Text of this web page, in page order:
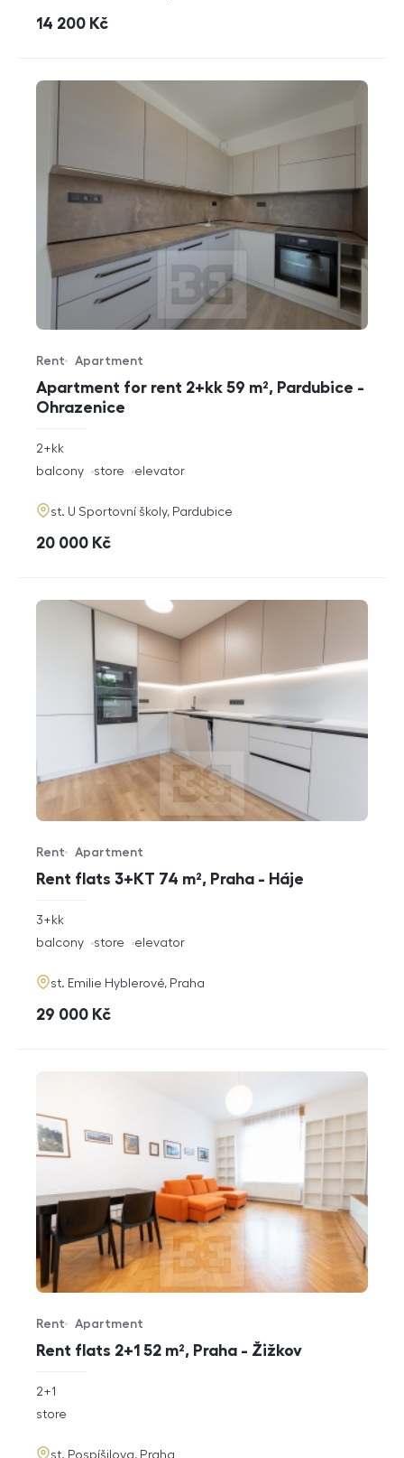
cena
14 200 Kč
Apartment for rent 2+kk 59 m², Pardubice -
Ohrazenice
Offer type
Rent
Property type
Apartment
rozměry
disposition
2+kk
funkce
balcony store elevator
adresa
st. U Sportovní školy, Pardubice
cena
20 000 Kč
Rent flats 3+KT 74 m², Praha - Háje
Offer type
Rent
Property type
Apartment
rozměry
3+kk
funkce
balcony store elevator
adresa
st. Emilie Hyblerové, Praha
cena
29 000 Kč
Rent flats 2+1 52 m², Praha - Žižkov
Offer type
Rent
Property type
Apartment
rozměry
2+1
funkce
store
adresa